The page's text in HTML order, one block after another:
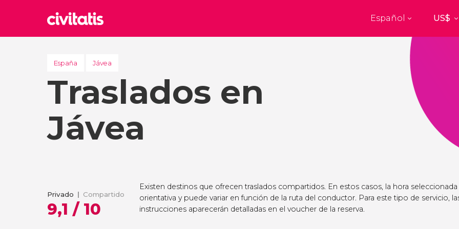
Top destinos
Reino Unido Hungría
Barcelona
España
Ver todos los destinos
Español
España Jávea
Traslados en
Jávea
Privado Compartido
9,1 / 10
Existen destinos que ofrecen traslados compartidos. En estos casos, la hora seleccionada
orientativa y puede variar en función de la ruta del conductor. Para este tipo de servicio,
instrucciones aparecerán detalladas en el voucher de la reserva.